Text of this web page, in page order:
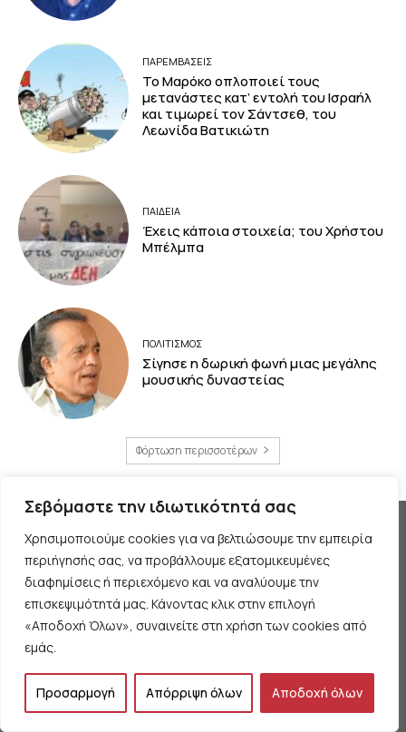
Σεβόμαστε την ιδιωτικότητά σας
Χρησιμοποιούμε cookies για να βελτιώσουμε την εμπειρία
περιήγησής σας, να προβάλλουμε εξατομικευμένες
διαφημίσεις ή περιεχόμενο και να αναλύουμε την
επισκεψιμότητά μας. Κάνοντας κλικ στην επιλογή
«Αποδοχή Όλων», συναινείτε στη χρήση των cookies από
εμάς.
Προσαρμογή Απόρριψη όλων Αποδοχή όλων
ΠΑΡΕΜΒΑΣΕΙΣ
Το Μαρόκο οπλοποιεί τους
μετανάστες κατ’ εντολή του Ισραήλ
και τιμωρεί τον Σάντσεθ, του
Λεωνίδα Βατικιώτη
ΠΑΙΔΕΙΑ
Έχεις κάποια στοιχεία; του Χρήστου
Μπέλμπα
ΠΟΛΙΤΙΣΜΟΣ
Σίγησε η δωρική φωνή μιας μεγάλης
μουσικής δυναστείας
Φόρτωση περισσοτέρων
Θέλουμε να μιλήσουμε για τον κομμουνισμό της
προοπτική. Θέλουμε να μιλήσουμε ταυτόχρονα για
την καθημερινή επιβίωση και τον αγώνα γι’ αυτήν.